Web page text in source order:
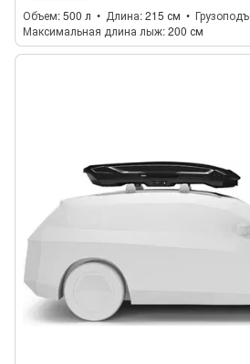
Объем 500 л Длина 215 см
Максимальная длина лыж 200 см